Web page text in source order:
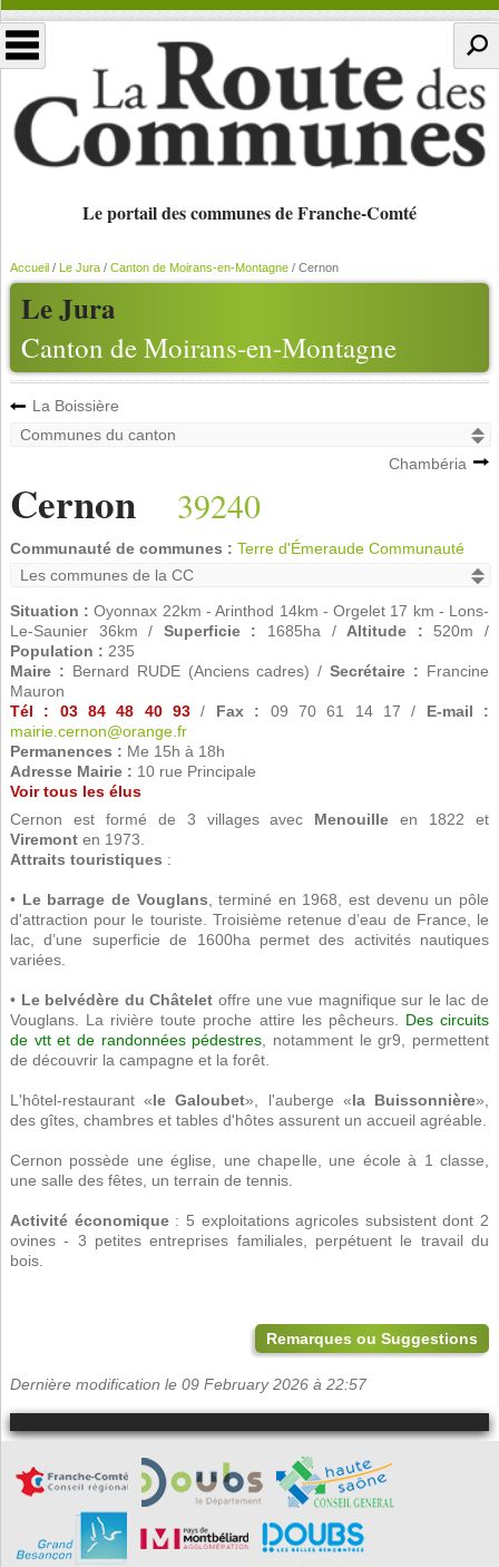
Le portail des communes de Franche-Comté
Le Jura
Canton de Moirans-en-Montagne
Accueil/ Le Jura/ Canton de Moirans-en-Montagne/ Cernon
La Boissière
Chambéria
Cernon 39240
Communauté de communes : Terre d'Émeraude Communauté
Situation : Oyonnax 22km - Arinthod 14km - Orgelet 17 km - Lons-
Le-Saunier 36km / Superficie : 1685ha / Altitude : 520m /
Population : 235
Maire : Bernard RUDE (Anciens cadres) /Secrétaire : Francine
Mauron
Tél : 03 84 48 40 93 / Fax : 09 70 61 14 17 / E-mail :
mairie.cernon@orange.fr
Permanences : Me 15h à 18h
Adresse Mairie : 10 rue Principale
Voir tous les élus
Cernon est formé de 3 villages avec Menouille en 1822 et
Viremonten 1973.
Attraits touristiques :
• Le barrage de Vouglans , terminé en 1968, est devenu un pôle
d'attraction pour le touriste. Troisième retenue d’eau de France, le
lac, d’une superficie de 1600ha permet des activités nautiques
variées.
• Le belvédère du Châtelet offre une vue magnifique sur le lac de
Vouglans. La rivière toute proche attire les pêcheurs.
Des circuits
de vtt et de randonnées pédestres , notamment le gr9, permettent
de découvrir la campagne et la forêt.
L'hôtel-restaurant «le Galoubet», l'auberge «la Buissonnière»,
des gîtes, chambres et tables d'hôtes assurent un accueil agréable.
Cernon possède une église, une chapelle, une école à 1 classe,
une salle des fêtes, un terrain de tennis.
Activité économique: 5 exploitations agricoles subsistent dont 2
ovines - 3 petites entreprises familiales, perpétuent le travail du
bois.
Remarques ou Suggestions
Dernière modification le 09 February 2026 à 22:57